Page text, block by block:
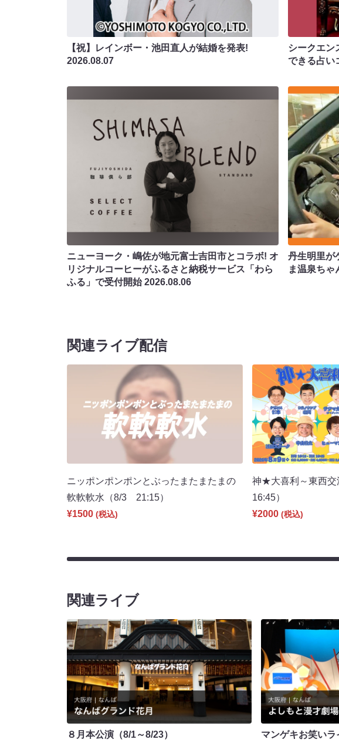
【祝】レインボー・池田直人が結婚を発表!
2026.08.07
シークエン
できる占い
ニューヨーク・嶋佐が地元富士吉田市とコラボ! オ
リジナルコーヒーがふるさと納税サービス「わら
ふる」で受付開始2026.08.06
丹生明里が
ま温泉ち
関連ライブ配信
ニッポンポンポンとぶったまたまたまの
軟軟軟水（8/3 21:15）
¥1500 (税込)
神★大喜利～東西
16:45）
¥2000 (税込)
関連ライブ
８月本公演（8/1～8/23） マンゲキお笑いラ